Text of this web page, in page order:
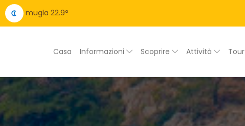
mugla 22.9°
Casa Informazioni Scoprire Attività Tour